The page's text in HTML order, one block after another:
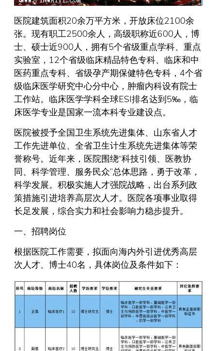
医院建筑面积20余万平方米，开放床位2100余
张。现有职工2500余人，高级职称近600人，博
士、硕士近900人，拥有5个省级重点学科、重点
实验室，12个省级临床精品特色专科、临床和中
医药重点专科、省级孕产期保健特色专科，4个省
级临床医学研究中心分中心，肿瘤内科设有院士
工作站。临床医学学科全球ESI排名达到5‰，临
床医学专业是国家一流本科专业建设点。
医院被授予全国卫生系统先进集体、山东省人才
工作先进单位、全省卫生计生系统先进集体等荣
誉称号。近年来，医院围绕“科技引领、医教协
同、科学管理、服务民众”总体思路，勇于改革，
科学发展。积极实施人才强院战略，出台系列政
策措施引进培养高层次人才。医院各项事业取得
长足发展，综合实力和社会影响力稳步提升。
一、招聘岗位
根据医院工作需要，拟面向海内外引进优秀高层
次人才、博士40名，具体岗位及条件如下：